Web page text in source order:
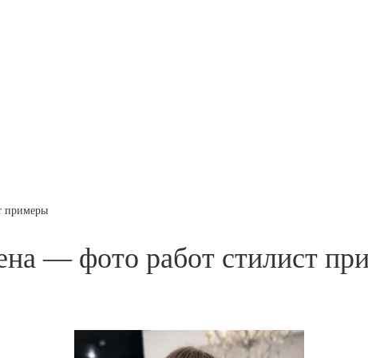
примеры
— фото работ стилист